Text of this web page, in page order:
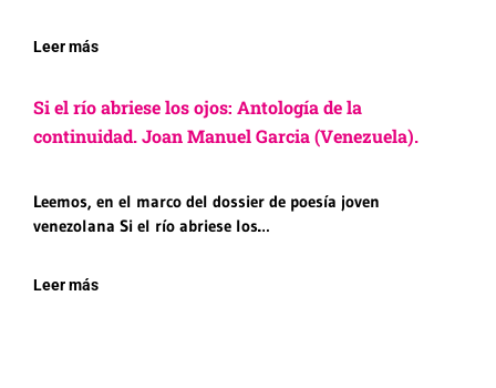
Leer más
Si el río abriese los ojos: Antología de la
continuidad. Joan Manuel Garcia (Venezuela).
Leemos, en el marco del dossier de poesía joven
venezolana Si el río abriese los…
Leer más